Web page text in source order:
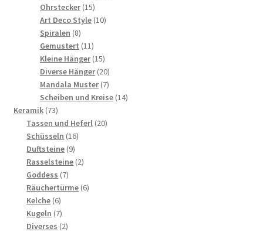
Ohrstecker 1515
Produkte
Art Deco Style 1010
Spiralen 88
Produkte
Gemustert 1111
Produkte
Kleine Hänger 1515
Produkte
Diverse Hänger 2020
Produkte
Mandala Muster 77
Produkte
Scheiben und Kreise 1414
Keramik 7373
Produkte
Tassen und Heferl 2020
Schüsseln 1616
Duftsteine 99
Produkte
Rasselsteine 22
Goddess 77
Produkte
Räuchertürme 66
Kelche 66
Produkte
Kugeln 77
Produkte
Diverses 22